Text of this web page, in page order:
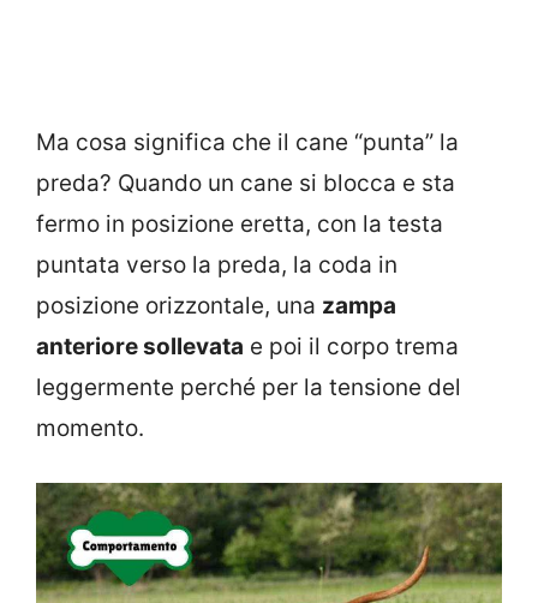
Ma cosa significa che il cane “punta” la
preda? Quando un cane si blocca e sta
fermo in posizione eretta, con la testa
puntata verso la preda, la coda in
posizione orizzontale, una zampa
anteriore sollevata e poi il corpo trema
leggermente perché per la tensione del
momento.